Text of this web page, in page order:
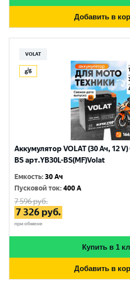
Добавить в
VOLAT
Аккумулятор VOLAT (30 Ач, 12
BS арт.YB30L-BS(MF)Volat
Емкость:30 Ач
Пусковой ток:400 A
7 596руб.
7 326 руб.
при обмене
Купить в 1
Добавить в